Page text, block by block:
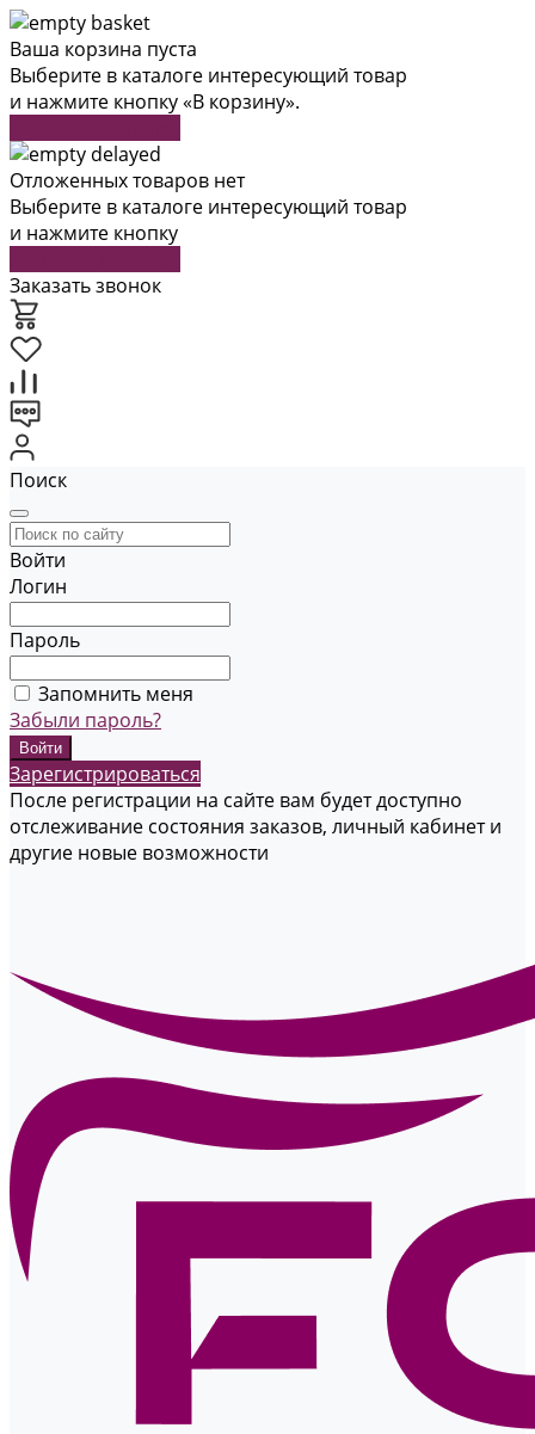
Ваша корзина пуста
Выберите в каталоге интересующий товар
и нажмите кнопку «В корзину».
Отложенных товаров нет
Выберите в каталоге интересующий товар
и нажмите кнопку
Заказать звонок
Поиск
Войти
Логин
Пароль
Запомнить меня
Забыли пароль?
Зарегистрироваться
После регистрации на сайте вам будет доступно
отслеживание состояния заказов, личный кабинет и
другие новые возможности